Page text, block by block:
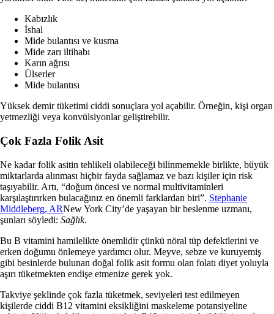
Kabızlık
İshal
Mide bulantısı ve kusma
Mide zarı iltihabı
Karın ağrısı
Ülserler
Mide bulantısı
Yüksek demir tüketimi ciddi sonuçlara yol açabilir. Örneğin, kişi organ
yetmezliği veya konvülsiyonlar geliştirebilir.
Çok Fazla Folik Asit
Ne kadar folik asitin tehlikeli olabileceği bilinmemekle birlikte, büyük
miktarlarda alınması hiçbir fayda sağlamaz ve bazı kişiler için risk
taşıyabilir. Artı, “doğum öncesi ve normal multivitaminleri
karşılaştırırken bulacağınız en önemli farklardan biri”. Stephanie
Middleberg, ARNew York City’de yaşayan bir beslenme uzmanı,
şunları söyledi: Sağlık.
Bu B vitamini hamilelikte önemlidir çünkü nöral tüp defektlerini ve
erken doğumu önlemeye yardımcı olur. Meyve, sebze ve kuruyemiş
gibi besinlerde bulunan doğal folik asit formu olan folatı diyet yoluyla
aşırı tüketmekten endişe etmenize gerek yok.
Takviye şeklinde çok fazla tüketmek, seviyeleri test edilmeyen
kişilerde ciddi B12 vitamini eksikliğini maskeleme potansiyeline